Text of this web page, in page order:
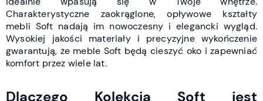
Charakterystyczne zaokrąglone, opływowe kształty
mebli Soft nadają im nowoczesny i elegancki wygląd.
Wysokiej jakości materiały i precyzyjne wykończenie
gwarantują, że meble Soft będą cieszyć oko i zapewniać
komfort przez wiele lat.
Dlaczego Kolekcja Soft jest